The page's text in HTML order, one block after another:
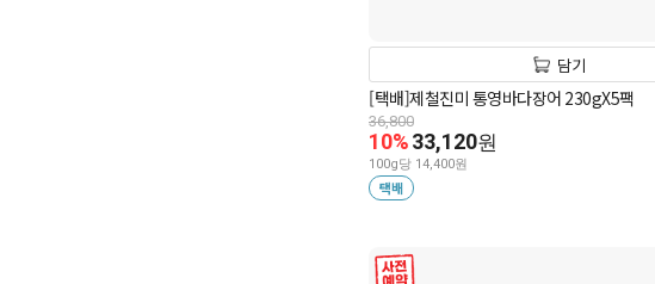
담기
[택배]제철진미 통영바다장어 230gX5팩
36,800
10%33,120원
100g당 14,400원
택배